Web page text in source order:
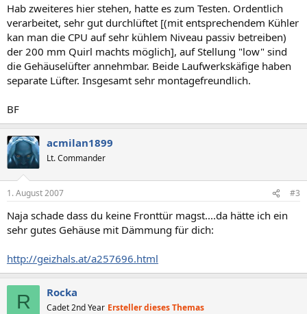
Hab zweiteres hier stehen, hatte es zum Testen. Ordentlich
verarbeitet, sehr gut durchlüftet [(mit entsprechendem Kühler
kan man die CPU auf sehr kühlem Niveau passiv betreiben)
der 200 mm Quirl machts möglich], auf Stellung "low" sind
die Gehäuselüfter annehmbar. Beide Laufwerkskäfige haben
separate Lüfter. Insgesamt sehr montagefreundlich.
BF
acmilan1899
Lt. Commander
1. August 2007 #3
Naja schade dass du keine Fronttür magst....da hätte ich ein
sehr gutes Gehäuse mit Dämmung für dich:
http://geizhals.at/a257696.html
R Rocka
Cadet 2nd Year Ersteller dieses Themas